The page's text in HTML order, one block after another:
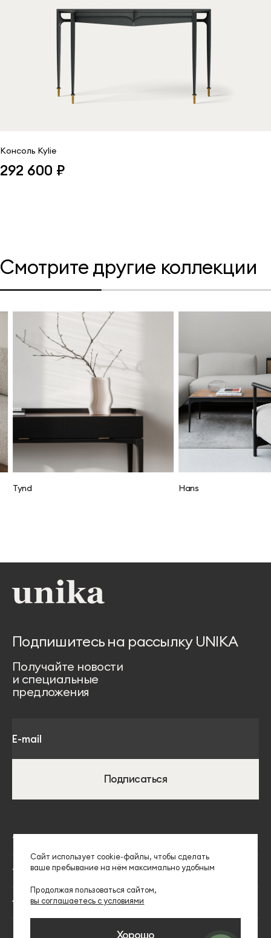
Консоль Kylie
292 600 ₽
Смотрите другие коллекции
Tynd Hans
Подпишитесь на рассылку UNIKA
Получайте новости
и специальные
предложения
Подписаться
Каталог
Столы
Стулья
Мягкая мебель
Покупателям
Доставка
Способы оплаты
Компания
Сайт использует сооkіе-файлы, чтобы сделать
ваше пребывание на нём максимально удобным
Продолжая пользоваться сайтом,
вы соглашаетесь с условиями
Хорошо